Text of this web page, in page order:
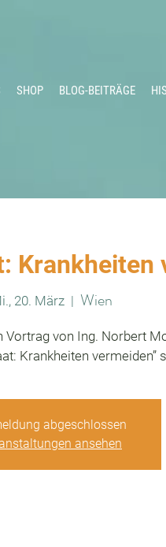
SHOP BLOG-BEITRÄGE
Krankheiten
20. März
  |
Wien
Vortrag von Ing. Norbert
Krankheiten vermeiden”
abgeschlossen
ansehen